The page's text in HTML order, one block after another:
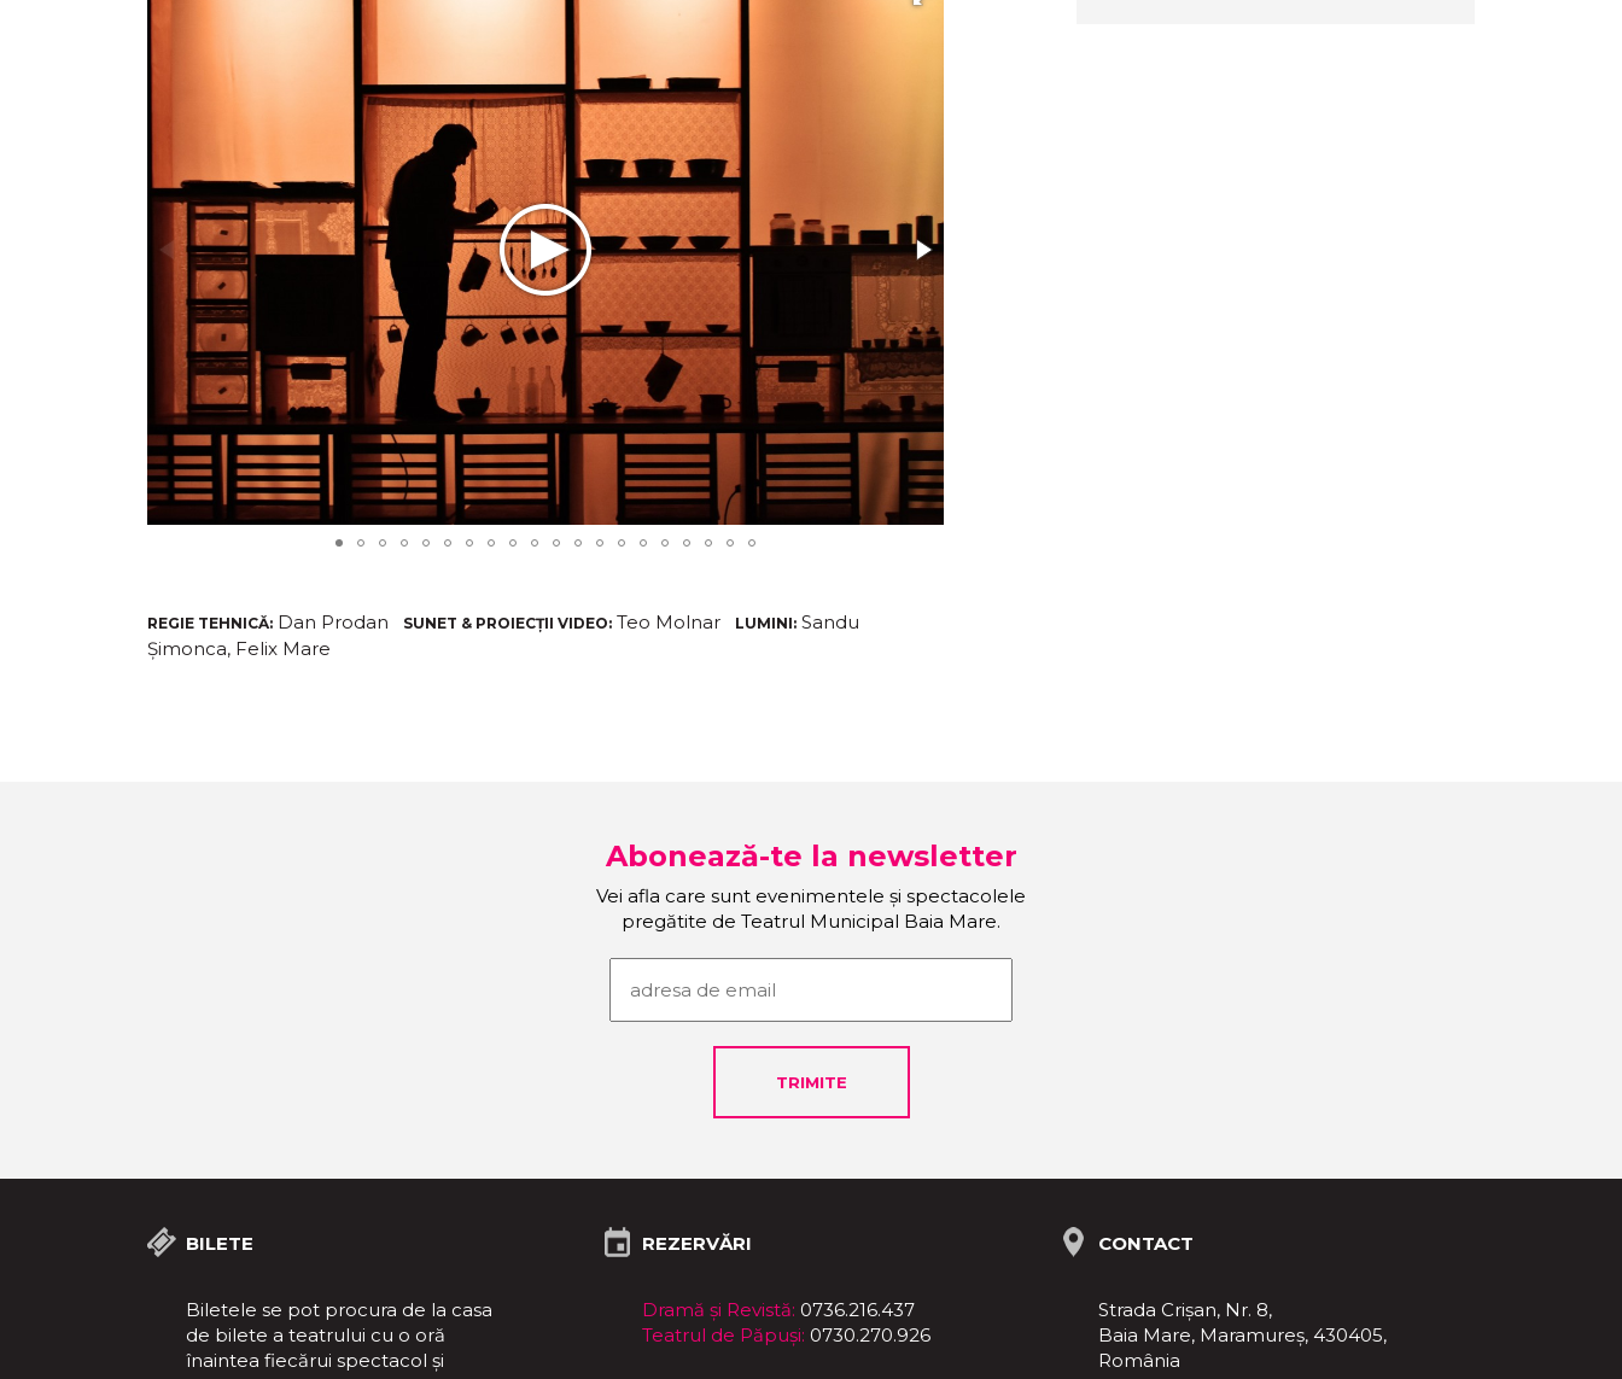
REGIE TEHNICĂ: Dan Prodan SUNET & PROIECȚII VIDEO: Teo Molnar LUMINI: Sandu
Șimonca, Felix Mare
Abonează-te la newsletter
Vei afla care sunt evenimentele și spectacolele
pregătite de Teatrul Municipal Baia Mare.
BILETE
Biletele se pot procura de la casa
de bilete a teatrului cu o oră
înaintea fiecărui spectacol și
REZERVĂRI
Dramă și Revistă: 0736.216.437
Teatrul de Păpuși: 0730.270.926
CONTACT
Strada Crișan, Nr. 8,
Baia Mare, Maramureş, 430405,
România